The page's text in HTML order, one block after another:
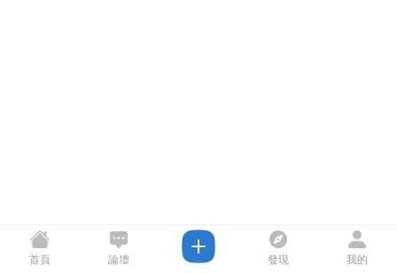
首頁 論壇 發現 我的